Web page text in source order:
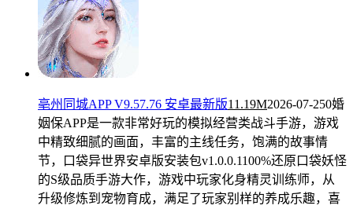
亳州同城APP V9.57.76 安卓最新版11.19M2026-07-250婚
姻保APP是一款非常好玩的模拟经营类战斗手游，游戏
中精致细腻的画面，丰富的主线任务，饱满的故事情
节，口袋异世界安卓版安装包v1.0.0.1100%还原口袋妖怪
的S级品质手游大作，游戏中玩家化身精灵训练师，从
升级修炼到宠物育成，满足了玩家别样的养成乐趣，喜